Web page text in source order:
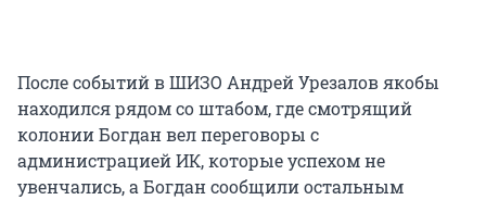
После событий в ШИЗО Андрей Урезалов якобы
находился рядом со штабом, где смотрящий
колонии Богдан вел переговоры с
администрацией ИК, которые успехом не
увенчались, а Богдан сообщили остальным